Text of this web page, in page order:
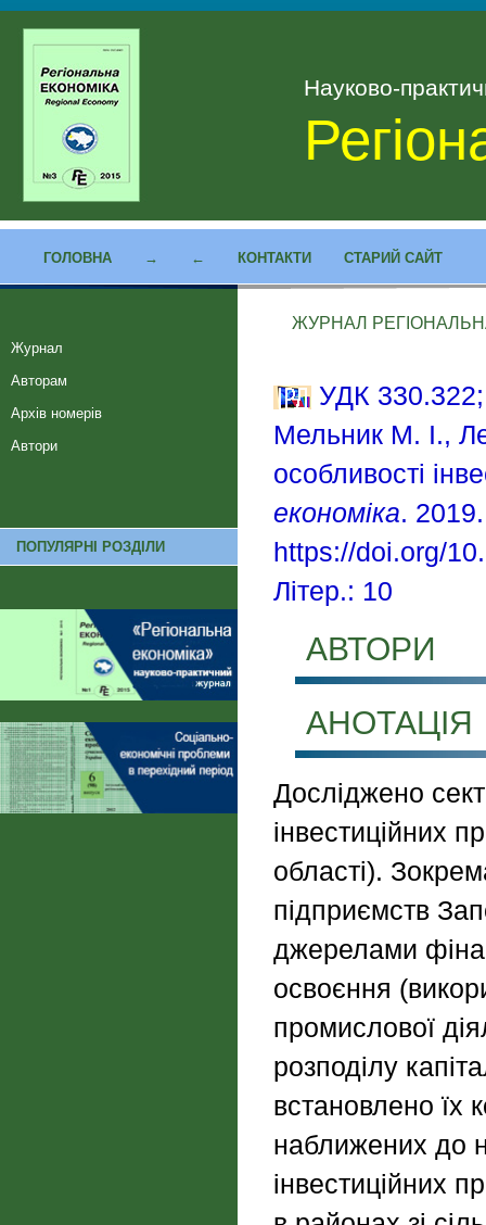
Науково-
ГОЛОВНА → ← КОНТАКТИ СТАРИЙ САЙТ
Журнал
Авторам
Архів номерів
Автори
ПОПУЛЯРНІ РОЗДІЛИ
ЖУРНАЛ
УДК
Мельник М. І.,
особливості
економіка.
https://doi.org/
Літер.: 10
АВТОРИ
АНОТАЦІЯ
Досліджено
інвестиційних
області).
підприємств
джерелами
освоєння
промислової
розподілу
встановлено їх
наближених до
інвестиційних